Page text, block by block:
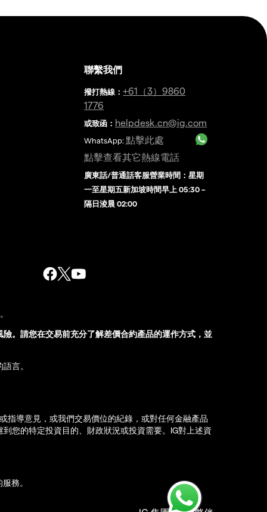
聯繫我們
撥打熱線 ：+61（3）9860
1776
或致函： helpdesk.cn@ig.com
WhatsApp:點擊此處
點擊查看其它熱線電話
廣東話/普通話客服營業時間：星期
一至星期五新加坡時間早上 05:30 –
隔日淩晨 02:00
。請您在交易前充分了解差價合約產品的運作方式，並
言。
指導意見，或我們交易價位的紀錄，或對任何金融產品
您的特定投資目的、財政狀況或投資需要。IG對上述資
務。